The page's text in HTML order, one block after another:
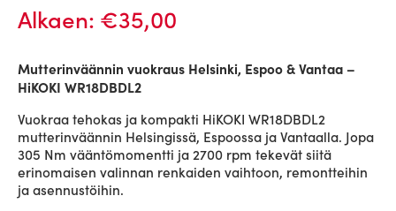
Alkaen: €35,00
Mutterinväännin vuokraus Helsinki, Espoo & Vantaa –
HiKOKI WR18DBDL2
Vuokraa tehokas ja kompakti HiKOKI WR18DBDL2
mutterinväännin Helsingissä, Espoossa ja Vantaalla. Jopa
305 Nm vääntömomentti ja 2700 rpm tekevät siitä
erinomaisen valinnan renkaiden vaihtoon, remontteihin
ja asennustöihin.